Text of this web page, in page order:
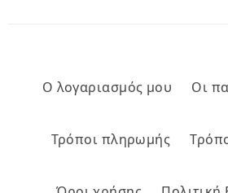
Ο λογαριασμός μου Οι
Τρόποι πληρωμής